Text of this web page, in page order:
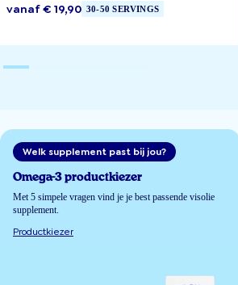
vanaf € 19,90 30-50 SERVINGS
Welk supplement past bij jou?
Omega-3 productkiezer
Met 5 simpele vragen vind je je best passende visolie
supplement.
Productkiezer